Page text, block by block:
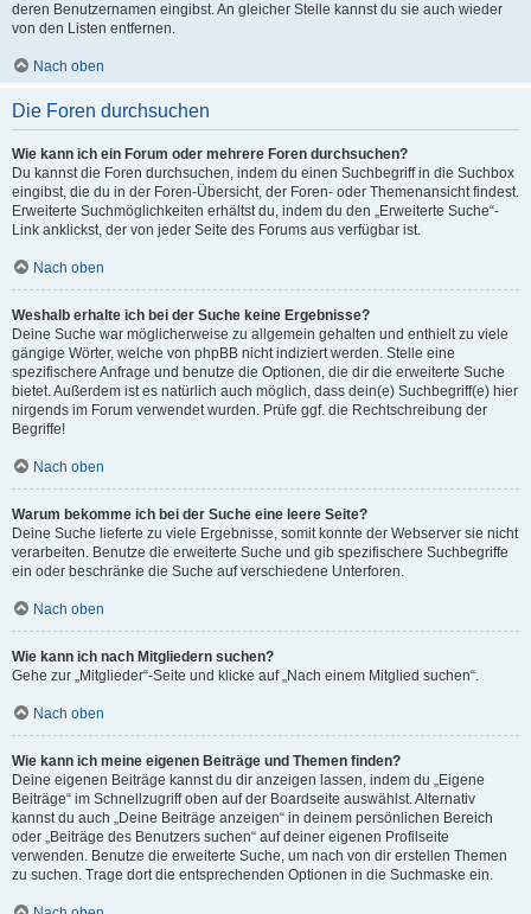
deren Benutzernamen eingibst. An gleicher Stelle kannst du sie auch wieder
von den Listen entfernen.
Nach oben
Die Foren durchsuchen
Wie kann ich ein Forum oder mehrere Foren durchsuchen?
Du kannst die Foren durchsuchen, indem du einen Suchbegriff in die Suchbox
eingibst, die du in der Foren-Übersicht, der Foren- oder Themenansicht findest.
Erweiterte Suchmöglichkeiten erhältst du, indem du den „Erweiterte Suche“-
Link anklickst, der von jeder Seite des Forums aus verfügbar ist.
Nach oben
Weshalb erhalte ich bei der Suche keine Ergebnisse?
Deine Suche war möglicherweise zu allgemein gehalten und enthielt zu viele
gängige Wörter, welche von phpBB nicht indiziert werden. Stelle eine
spezifischere Anfrage und benutze die Optionen, die dir die erweiterte Suche
bietet. Außerdem ist es natürlich auch möglich, dass dein(e) Suchbegriff(e) hier
nirgends im Forum verwendet wurden. Prüfe ggf. die Rechtschreibung der
Begriffe!
Nach oben
Warum bekomme ich bei der Suche eine leere Seite?
Deine Suche lieferte zu viele Ergebnisse, somit konnte der Webserver sie nicht
verarbeiten. Benutze die erweiterte Suche und gib spezifischere Suchbegriffe
ein oder beschränke die Suche auf verschiedene Unterforen.
Nach oben
Wie kann ich nach Mitgliedern suchen?
Gehe zur „Mitglieder“-Seite und klicke auf „Nach einem Mitglied suchen“.
Nach oben
Wie kann ich meine eigenen Beiträge und Themen finden?
Deine eigenen Beiträge kannst du dir anzeigen lassen, indem du „Eigene
Beiträge“ im Schnellzugriff oben auf der Boardseite auswählst. Alternativ
kannst du auch „Deine Beiträge anzeigen“ in deinem persönlichen Bereich
oder „Beiträge des Benutzers suchen“ auf deiner eigenen Profilseite
verwenden. Benutze die erweiterte Suche, um nach von dir erstellen Themen
zu suchen. Trage dort die entsprechenden Optionen in die Suchmaske ein.